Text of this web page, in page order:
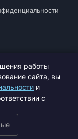
5225006201 /
работы
сайта, вы
и
с